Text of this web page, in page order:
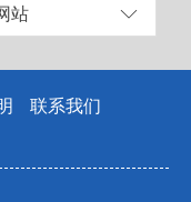
站
联系我们